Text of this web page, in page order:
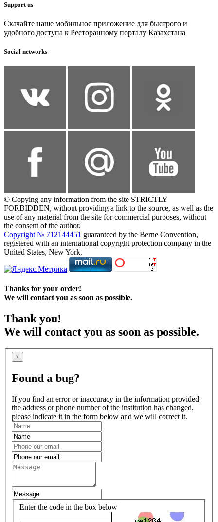
Support us
Скачайте наше мобильное приложение для быстрого и
удобного доступа к Ресторанному порталу Казахстана
Social networks
© Copying any information from the site STRICTLY
FORBIDDEN, without providing a link to the source, as well as the
use of any material from the site for commercial purposes, without
the consent of the author.
Copyright № 712144451 guaranteed by the Berne Convention,
registered with an international copyright protection company in the
United States, New York.
Thanks for your order!
We will contact you as soon as possible.
Thank you!
We will contact you as soon as possible.
×
Found a bug?
If you find an error or inaccuracy in the information provided,
the address or phone number of the institution has changed,
please indicate it in the form below and we will correct it.
Enter the code in the box below